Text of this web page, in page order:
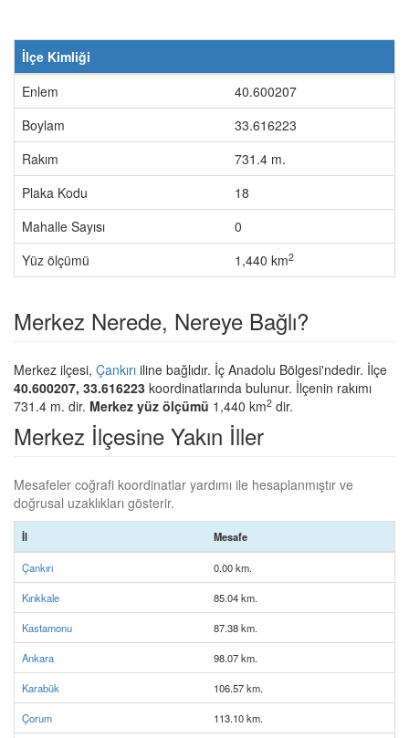
İlçe Kimliği
Enlem
40.600207
Boylam
33.616223
Rakım
731.4 m.
Plaka Kodu
18
Mahalle Sayısı
0
Yüz ölçümü
1,440 km2
Merkez Nerede, Nereye Bağlı?
Merkez ilçesi, Çankırı iline bağlıdır. İç Anadolu Bölgesi'ndedir. İlçe
40.600207, 33.616223 koordinatlarında bulunur. İlçenin rakımı
731.4 m. dir. Merkez yüz ölçümü 1,440 km2 dir.
Merkez İlçesine Yakın İller
Mesafeler coğrafi koordinatlar yardımı ile hesaplanmıştır ve
doğrusal uzaklıkları gösterir.
İl Mesafe
Çankırı 0.00 km.
Kırıkkale 85.04 km.
Kastamonu 87.38 km.
Ankara 98.07 km.
Karabük 106.57 km.
Çorum 113.10 km.